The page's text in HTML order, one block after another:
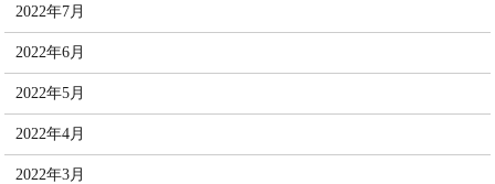
2022年7月
2022年6月
2022年5月
2022年4月
2022年3月